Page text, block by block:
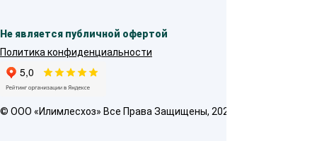
Не является публичной офертой
Политика конфиденциальности
© OOO «Илимлесхоз» Все Права Защищены, 2026